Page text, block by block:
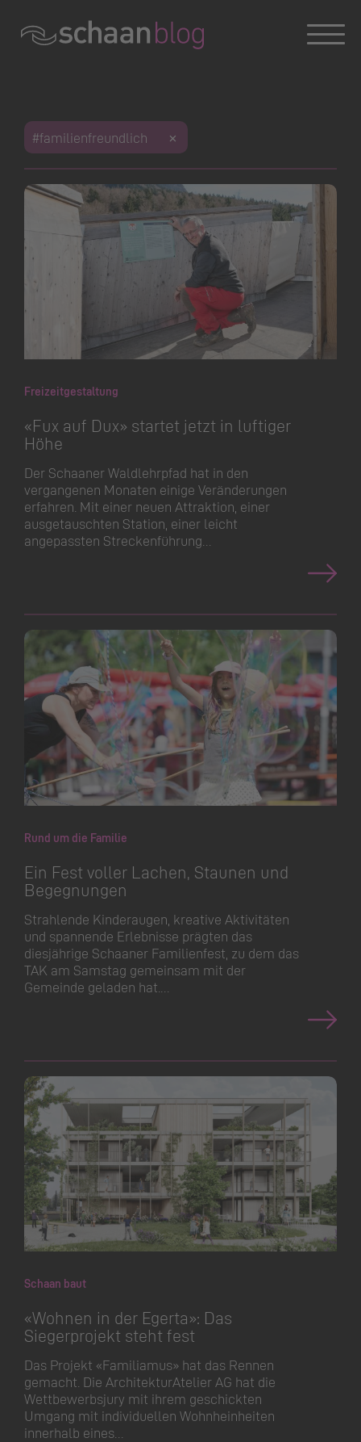
#familienfreundlich
Freizeitgestaltung
«Fux auf Dux» startet jetzt in luftiger
Höhe
Der Schaaner Waldlehrpfad hat in den
vergangenen Monaten einige Veränderungen
erfahren. Mit einer neuen Attraktion, einer
ausgetauschten Station, einer leicht
angepassten Streckenführung…
Rund um die Familie
Ein Fest voller Lachen, Staunen und
Begegnungen
Strahlende Kinderaugen, kreative Aktivitäten
und spannende Erlebnisse prägten das
diesjährige Schaaner Familienfest, zu dem das
TAK am Samstag gemeinsam mit der
Gemeinde geladen hat.…
Schaan baut
«Wohnen in der Egerta»: Das
Siegerprojekt steht fest
Das Projekt «Familiamus» hat das Rennen
gemacht. Die Architek­tu­rAtelier AG hat die
Wettbewerbsjury mit ihrem geschickten
Umgang mit individuellen Wohnheinheiten
innerhalb eines…